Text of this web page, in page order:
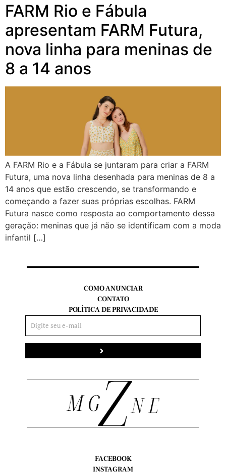
FARM Rio e Fábula
apresentam FARM Futura,
nova linha para meninas de
8 a 14 anos
A FARM Rio e a Fábula se juntaram para criar a FARM
Futura, uma nova linha desenhada para meninas de 8 a
14 anos que estão crescendo, se transformando e
começando a fazer suas próprias escolhas. FARM
Futura nasce como resposta ao comportamento dessa
geração: meninas que já não se identificam com a moda
infantil […]
FACEBOOK
INSTAGRAM
COMO ANUNCIAR
CONTATO
POLÍTICA DE PRIVACIDADE